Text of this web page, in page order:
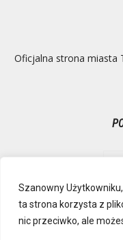
Szanowny
ta strona korzysta z
nic przeciwko, ale
Oficjalna strona miasta
Ochrona danych
Polityka Prywatności